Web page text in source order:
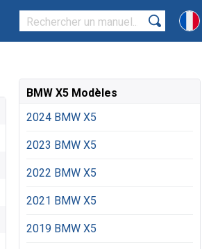
BMW X5 Modèles
2024 BMW X5
2023 BMW X5
2022 BMW X5
2021 BMW X5
2019 BMW X5